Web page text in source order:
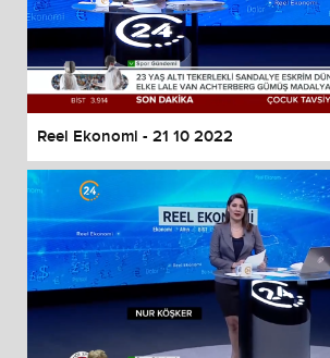
Reel Ekonomi - 21 10 2022